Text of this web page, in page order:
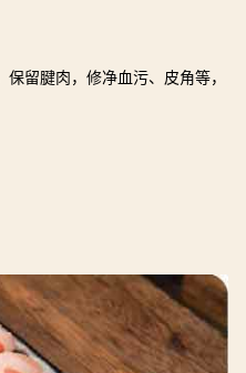
留腱肉，修净血污、皮角等，